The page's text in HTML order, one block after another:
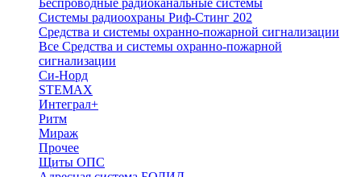
Беспроводные радиоканальные системы
Системы радиоохраны Риф-Стинг 202
Средства и системы охранно-пожарной сигнализации
Все Средства и системы охранно-пожарной
сигнализации
Си-Норд
STEMAX
Интеграл+
Ритм
Мираж
Прочее
Щиты ОПС